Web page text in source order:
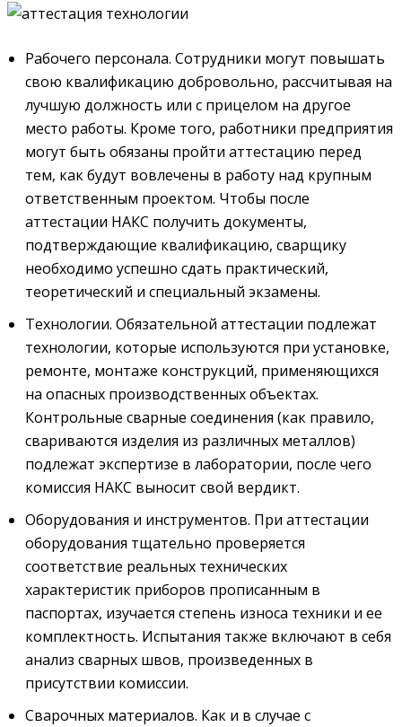
Рабочего персонала. Сотрудники могут повышать
свою квалификацию добровольно, рассчитывая на
лучшую должность или с прицелом на другое
место работы. Кроме того, работники предприятия
могут быть обязаны пройти аттестацию перед
тем, как будут вовлечены в работу над крупным
ответственным проектом. Чтобы после
аттестации НАКС получить документы,
подтверждающие квалификацию, сварщику
необходимо успешно сдать практический,
теоретический и специальный экзамены.
Технологии. Обязательной аттестации подлежат
технологии, которые используются при установке,
ремонте, монтаже конструкций, применяющихся
на опасных производственных объектах.
Контрольные сварные соединения (как правило,
свариваются изделия из различных металлов)
подлежат экспертизе в лаборатории, после чего
комиссия НАКС выносит свой вердикт.
Оборудования и инструментов. При аттестации
оборудования тщательно проверяется
соответствие реальных технических
характеристик приборов прописанным в
паспортах, изучается степень износа техники и ее
комплектность. Испытания также включают в себя
анализ сварных швов, произведенных в
присутствии комиссии.
Сварочных материалов. Как и в случае с